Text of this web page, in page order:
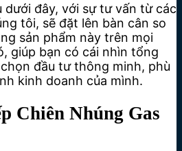
dưới đây, với sự tư vấn từ các
tôi, sẽ đặt lên bàn cân so
sản phẩm này trên mọi
giúp bạn có cái nhìn tổng
đầu tư thông minh, phù
kinh doanh của mình.
Chiên Nhúng Gas